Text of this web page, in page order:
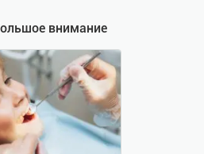
внимание